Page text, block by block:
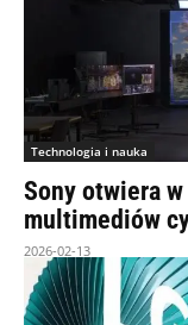
Technologia i nauka
Sony otwiera
multimediów
2026-02-13